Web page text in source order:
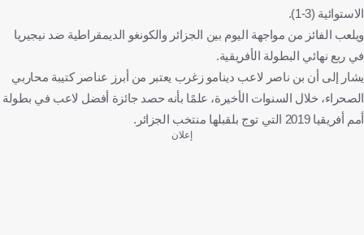
الاستوائية (3-1).
ويلعب الفائز من مواجهة اليوم بين الجزائر والكونغو الديمقراطية ضد نيجيريا
في ربع نهائي البطولة الأفريقية.
يشار إلى أن بن ناصر لاعب دينامو زغرب يعتبر من أبرز عناصر كتيبة محاربي
الصحراء، خلال السنوات الأخيرة، علمًا بأنه حصد جائزة أفضل لاعب في بطولة
أمم أفريقيا 2019 التي توج بلقبلها منتخب الجزائر.
إعلان